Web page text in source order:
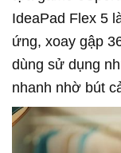
IdeaPad Flex 5
ứng, xoay gập
dùng sử dụng
nhanh nhờ bút